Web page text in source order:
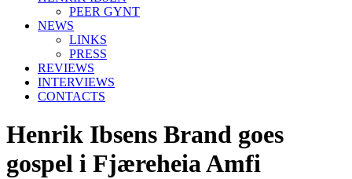
PEER GYNT
NEWS
LINKS
PRESS
REVIEWS
INTERVIEWS
CONTACTS
Henrik Ibsens Brand goes
gospel i Fjæreheia Amfi